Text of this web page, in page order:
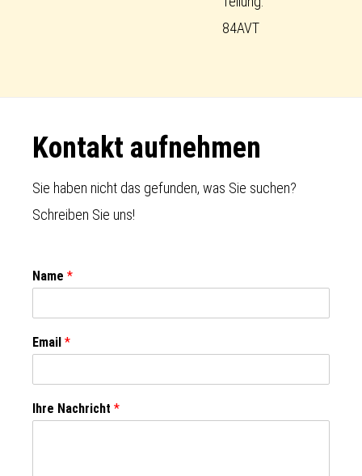
84AVT
Footer
Kontakt aufnehmen
Sie haben nicht das gefunden, was Sie suchen?
Schreiben Sie uns!
Name *
Email *
Ihre Nachricht *